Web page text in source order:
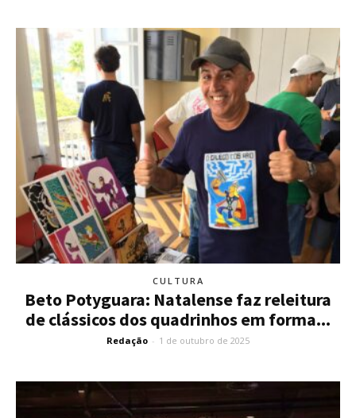
CULTURA
Beto Potyguara: Natalense faz releitura
de clássicos dos quadrinhos em forma...
Redação - 1 de outubro de 2025